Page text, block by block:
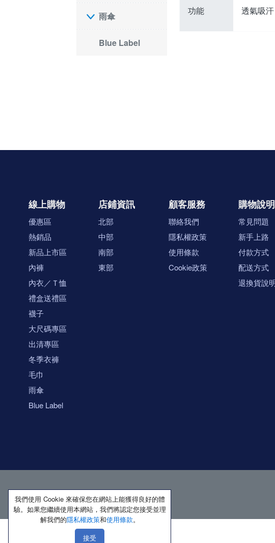
雨傘
Blue Label
功能 透氣吸汗
線上購物
優惠區
熱銷品
新品上市區
內褲
內衣／Ｔ恤
禮盒送禮區
襪子
大尺碼專區
出清專區
冬季衣褲
毛巾
雨傘
Blue Label
店鋪資訊
北部
中部
南部
東部
顧客服務
聯絡我們
隱私權政策
使用條款
Cookie政策
購物說明
常見問題
新手上路
付款方式
配送方式
退換貨說
著作權所有 保留一切權利
我們使用 Cookie 來確保您在網站上能獲得良好的體
驗。如果您繼續使用本網站，我們將認定您接受並理
解我們的隱私權政策和使用條款。
接受